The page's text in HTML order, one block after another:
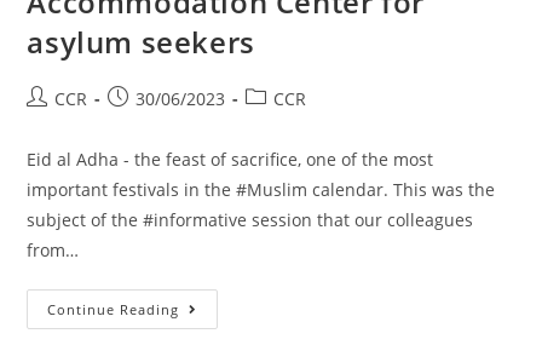
asylum seekers
CCR 30/06/2023 CCR
Eid al Adha - the feast of sacrifice, one of the most
important festivals in the #Muslim calendar. This was the
subject of the #informative session that our colleagues
from…
Continue Reading